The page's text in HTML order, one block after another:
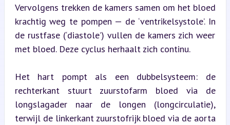
Vervolgens trekken de kamers samen om het bloed
krachtig weg te pompen — de ‘ventrikelsystole’. In
de rustfase (‘diastole’) vullen de kamers zich weer
met bloed. Deze cyclus herhaalt zich continu.
Het hart pompt als een dubbelsysteem: de
rechterkant stuurt zuurstofarm bloed via de
longslagader naar de longen (longcirculatie),
terwijl de linkerkant zuurstofrijk bloed via de aorta